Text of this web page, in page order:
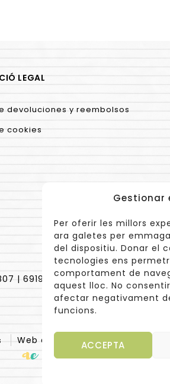
Gestionar
Per oferir les millors
ara galetes per
del dispositiu. Donar el
tecnologies ens
comportament de
aquest lloc. No
afectar negativament
funcions.
ACCEPTA
LEGAL
devoluciones y reembolsos
cookies
| 691967537
Web diseñada por